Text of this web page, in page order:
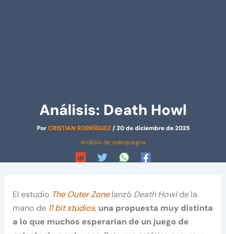
Análisis: Death Howl
PorCRISTIAN RODRÍGUEZ/20 de diciembre de 2025
Análisis de videojuegos
El estudio The Outer Zonelanzó Death Howlde la
mano de 11 bit studios, una propuesta muy distinta
a lo que muchos esperarían de un juego de